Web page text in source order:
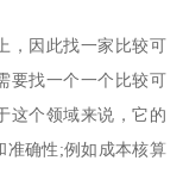
，因此找一家比较可
要找一个一个比较可
这个领域来说，它的
准确性;例如成本核算